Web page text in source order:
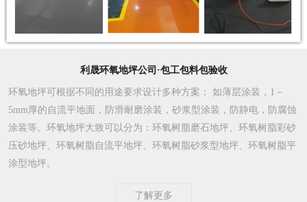
利晟环氧地坪公司·包工包料包验收
环氧地坪可根据不同的用途要求设计多种方案 ： 如薄层涂装，1－
5mm厚的自流平地面，防滑耐磨涂装，砂浆型涂装，防静电，防腐蚀
涂装等。环氧地坪大致可以分为：环氧树脂磨石地坪、环氧树脂彩砂
压砂地坪、环氧树脂自流平地坪、环氧树脂砂浆型地坪、环氧树脂平
涂型地坪。
了解更多